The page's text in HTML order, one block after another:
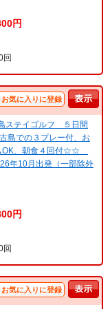
円
回
お気に入りに登録
ステイゴルフ ５日間
島での３プレー付、お
OK、朝食４回付☆☆
年10月出発（一部除外
円
回
お気に入りに登録